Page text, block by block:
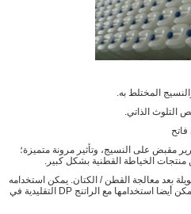
مقبض على النسيج، وتأثير مرونة متميزة؛
الخياطة القطنية بشكل كبير.
بعد معالجة القطن / الكتان. يمكن استخدامه
مع قليل من الصبغة، وكيل تثبيت الصبغة،يمكن أيضا استخدامها مع الراتنج DP التقليدية في